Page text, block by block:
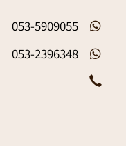
053-5909055
053-2396348